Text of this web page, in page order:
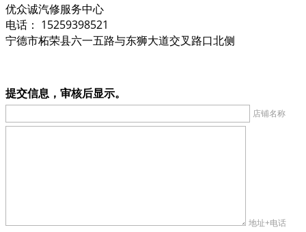
优众诚汽修服务中心
电话： 15259398521
宁德市柘荣县六一五路与东狮大道交叉路口北侧
提交信息，审核后显示。
店铺名称
地址+电话